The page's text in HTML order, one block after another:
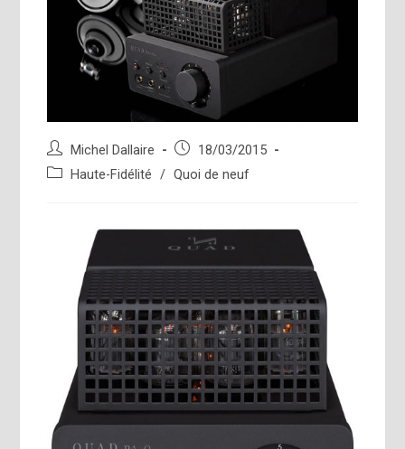
Auteur/autrice
de
Michel Dallaire
Publication
publiée :
18/03/2015
PostHaute-Fidélité / Quoi de neuf